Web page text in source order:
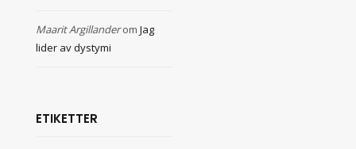
Maarit Argillanderom Jag
lider av dystymi
ETIKETTER